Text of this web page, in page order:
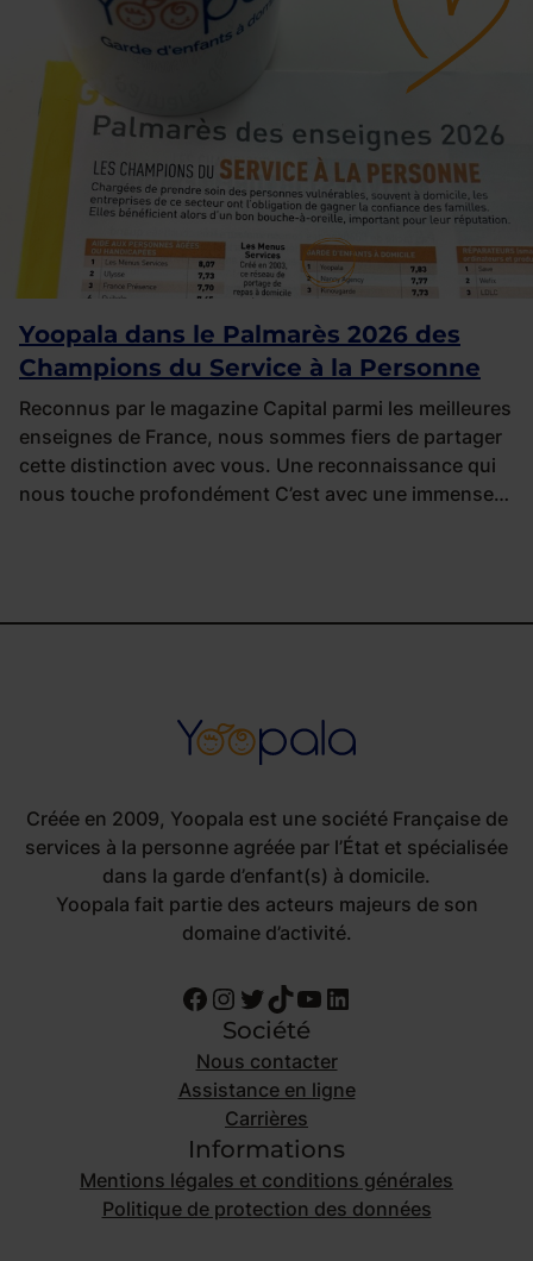
Yoopala dans le Palmarès 2026 des
Champions du Service à la Personne
Reconnus par le magazine Capital parmi les meilleures
enseignes de France, nous sommes fiers de partager
cette distinction avec vous. Une reconnaissance qui
nous touche profondément C’est avec une immense…
Créée en 2009, Yoopala est une société Française de
services à la personne agréée par l’État et spécialisée
dans la garde d’enfant(s) à domicile.
Yoopala fait partie des acteurs majeurs de son
domaine d’activité.
Facebook Instagram Twitter TikTok YouTube LinkedIn
Société
Nous contacter
Assistance en ligne
Carrières
Informations
Mentions légales et conditions générales
Politique de protection des données